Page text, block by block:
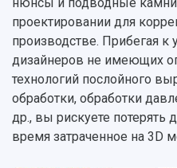
Кадровый резерв
Персоналии
Сотрудники и
Заслуженные деятели
Структура
Газета "Самарский
Мы в соцсетях
Мультимедиа
Подкасты
Институты и
Образовательные
Профессорско-
Расписание занятий
Стипендии
Аспирантура и
Справочные
Научная
Научно-
Структурная схема
проектировании для
производстве. Прибегая
дизайнеров не имеющих
технологий послойного
обработки, обработки
др., вы рискуете потерять
время затраченное на 3D